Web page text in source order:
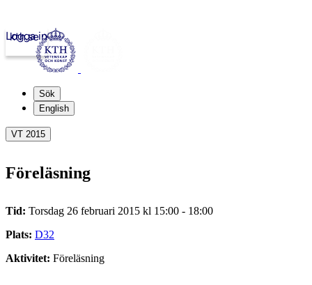
kth.se
Logga in
Sök
English
VT 2015
Föreläsning
Tid: Torsdag 26 februari 2015 kl 15:00 - 18:00
Plats: D32
Aktivitet: Föreläsning